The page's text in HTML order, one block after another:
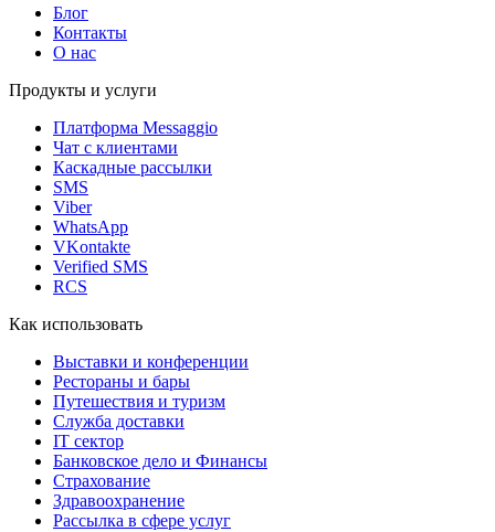
Блог
Контакты
О нас
Продукты и услуги
Платформа Messaggio
Чат с клиентами
Каскадные рассылки
SMS
Viber
WhatsApp
VKontakte
Verified SMS
RCS
Как использовать
Выставки и конференции
Рестораны и бары
Путешествия и туризм
Служба доставки
IT сектор
Банковское дело и Финансы
Страхование
Здравоохранение
Рассылка в сфере услуг